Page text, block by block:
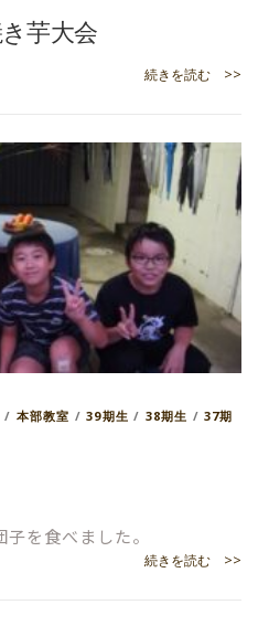
芋大会
続きを読む >>
/ 本部教室 /39期生 / 38期生 / 37期
を食べました。
続きを読む >>